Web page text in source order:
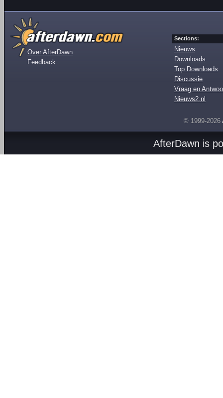
Over AfterDawn
Feedback
Sections:
Nieuws
Downloads
Top Downloads
Discussie
Vraag en
Nieuws2.nl
© 1999-2026
AfterDawn is